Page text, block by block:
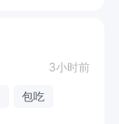
3小时前
包吃